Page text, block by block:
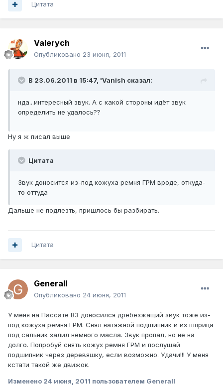
Цитата
Valerych
Опубликовано 23 июня, 2011
В 23.06.2011 в 15:47, 'Vanish сказал:
нда...интересный звук. А с какой стороны идёт звук
определить не удалось??
Ну я ж писал выше
Цитата
Звук доносится из-под кожуха ремня ГРМ вроде, откуда-
то оттуда
Дальше не подлезть, пришлось бы разбирать.
Цитата
Generall
Опубликовано 24 июня, 2011
У меня на Пассате В3 доносился дребезжащий звук тоже из-
под кожуха ремня ГРМ. Снял натяжной подшипник и из шприца
под сальник залил немного масла. Звук пропал, но не на
долго. Попробуй снять кожух ремня ГРМ и послушай
подшипник через деревяшку, если возможно. Удачи!!! У меня
кстати такой же движок.
Изменено 24 июня, 2011 пользователем Generall